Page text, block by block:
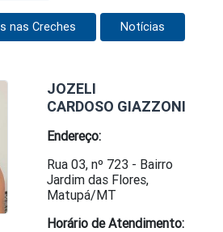
nas Creches Notícias
JOZELI
CARDOSO GIAZZONI
Endereço:
Rua 03, nº 723 - Bairro
Jardim das Flores,
Matupá/MT
Horário de Atendimento: